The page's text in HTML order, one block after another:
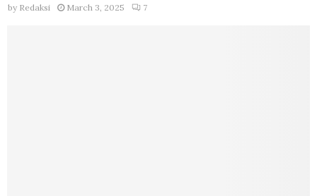
by Redaksi March 3, 2025 7